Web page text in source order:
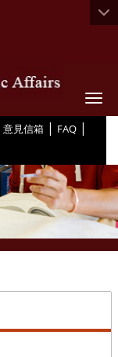
意見信箱 | FAQ |